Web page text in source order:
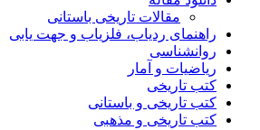
مقالات تاریخی باستانی
راهنمای ردیاب، فلزیاب و جهت یابی
روانشناسی
ریاضیات و آمار
کتب تاریخی
کتب تاریخی و باستانی
کتب تاریخی و مذهبی